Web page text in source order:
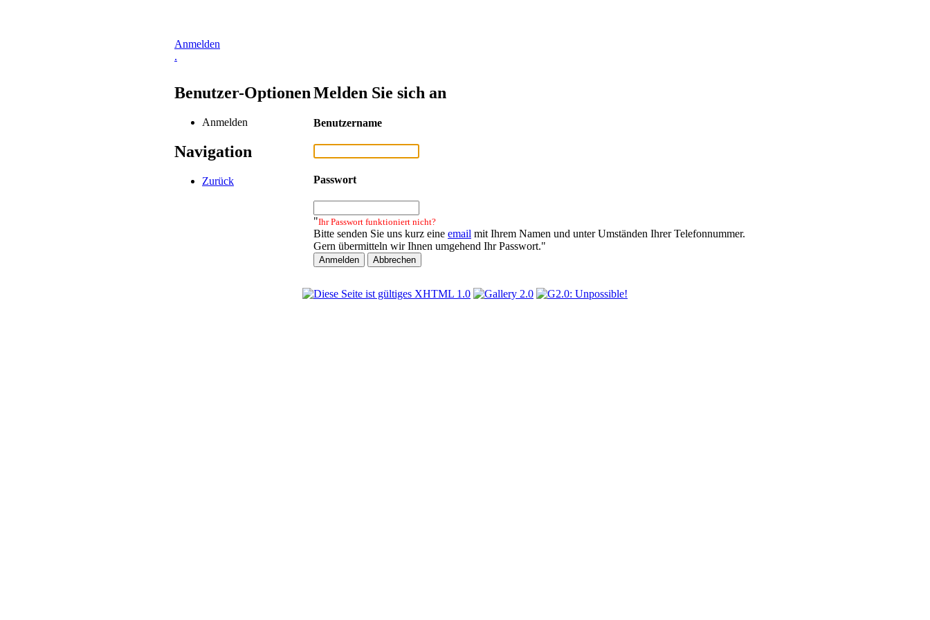
Anmelden
.
Benutzer-Optionen
Anmelden
Navigation
Zurück
Melden Sie sich an
Benutzername
Passwort
"Ihr Passwort funktioniert nicht?
Bitte senden Sie uns kurz eine email mit Ihrem Namen und unter Umständen Ihrer Telefonnummer.
Gern übermitteln wir Ihnen umgehend Ihr Passwort."